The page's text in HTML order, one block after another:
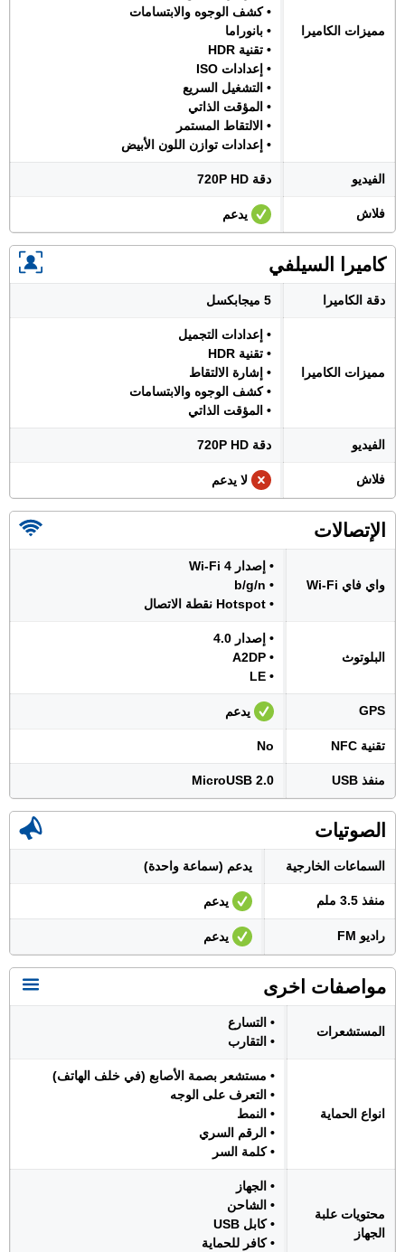
مميزات الكاميرا
• كشف الوجوه والابتسامات
• بانوراما
• تقنية HDR
• إعدادات ISO
• التشغيل السريع
• المؤقت الذاتي
• الالتقاط المستمر
• إعدادات توازن اللون الأبيض
الفيديو دقة 720P HD
فلاش يدعم
كاميرا السيلفي
دقة الكاميرا 5 ميجابكسل
مميزات الكاميرا
• إعدادات التجميل
• تقنية HDR
• إشارة الالتقاط
• كشف الوجوه والابتسامات
• المؤقت الذاتي
الفيديو دقة 720P HD
فلاش لا يدعم
الإتصالات
واي فاي Wi-Fi
• إصدار Wi-Fi 4
• b/g/n
• Hotspot نقطة الاتصال
البلوتوث
• إصدار 4.0
• A2DP
• LE
GPS يدعم
تقنية NFC No
منفذ USB MicroUSB 2.0
الصوتيات
السماعات الخارجية يدعم (سماعة واحدة)
منفذ 3.5 ملم يدعم
راديو FM يدعم
مواصفات اخرى
المستشعرات
• التسارع
• التقارب
انواع الحماية
• مستشعر بصمة الأصابع (في خلف الهاتف)
• التعرف على الوجه
• النمط
• الرقم السري
• كلمة السر
محتويات علبة
الجهاز
• الجهاز
• الشاحن
• كابل USB
• كافر للحماية